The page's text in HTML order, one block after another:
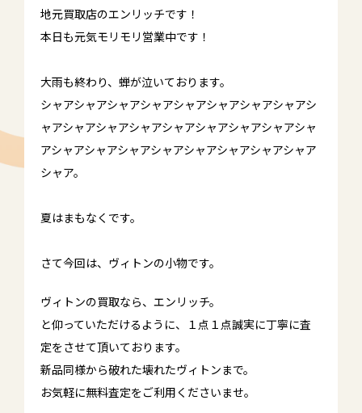
地元買取店のエンリッチです！
本日も元気モリモリ営業中です！
大雨も終わり、蝉が泣いております。
シャアシャアシャアシャアシャアシャアシャアシャアシ
ャアシャアシャアシャアシャアシャアシャアシャアシャ
アシャアシャアシャアシャアシャアシャアシャアシャア
シャア。
夏はまもなくです。
さて今回は、ヴィトンの小物です。
ヴィトンの買取なら、エンリッチ。
と仰っていただけるように、１点１点誠実に丁寧に査
定をさせて頂いております。
新品同様から破れた壊れたヴィトンまで。
お気軽に無料査定をご利用くださいませ。